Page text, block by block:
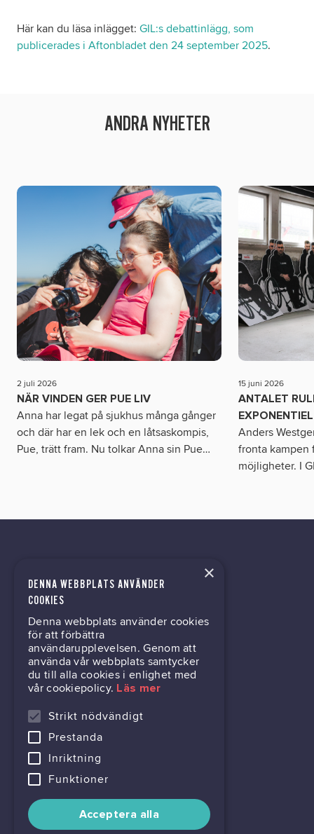
Här kan du läsa inlägget: GIL:s debattinlägg, som
publicerades i Aftonbladet den 24 september 2025.
ANDRA NYHETER
2 juli 2026
NÄR VINDEN GER PUE LIV
Anna har legat på sjukhus många gånger
och där har en lek och en låtsaskompis,
Pue, trätt fram. Nu tolkar Anna sin Pue…
15 juni 2026
ANTALET
Anders
fronta kampen
möjligheter. I
kontor@gil.se
031-63 64 80
Mölndalsvägen 30B
Box 24061
400 22 Göteborg
716444-6762
×
DENNA WEBBPLATS ANVÄNDER
COOKIES
Denna webbplats använder cookies
för att förbättra
användarupplevelsen. Genom att
använda vår webbplats samtycker
du till alla cookies i enlighet med
vår cookiepolicy. Läs mer
Strikt nödvändigt
Prestanda
Inriktning
Funktioner
Acceptera alla